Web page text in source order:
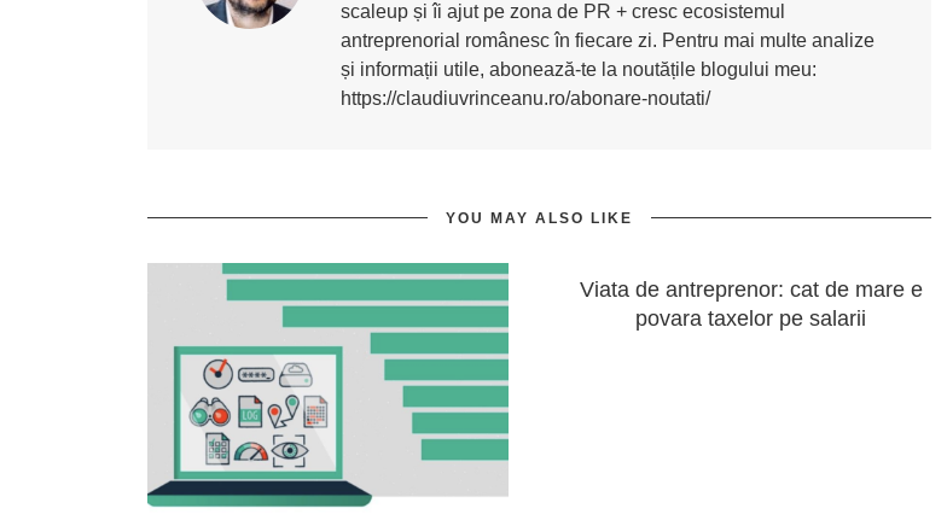
scaleup și îi ajut pe zona de PR + cresc ecosistemul
antreprenorial românesc în fiecare zi. Pentru mai multe analize
și informații utile, abonează-te la noutățile blogului meu:
https://claudiuvrinceanu.ro/abonare-noutati/
YOU MAY ALSO LIKE
Viata de antreprenor: cat de mare e
povara taxelor pe salarii